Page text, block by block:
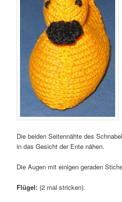
Die beiden Seitennähte des
in das Gesicht der Ente nähen.
Die Augen mit einigen geraden
Flügel: (2 mal stricken).